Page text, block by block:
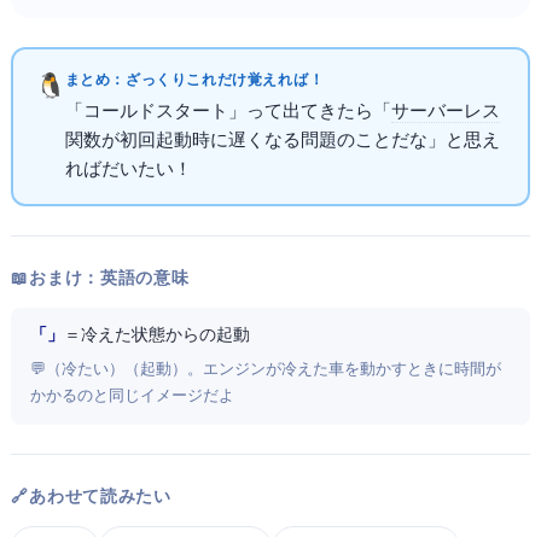
まとめ：ざっくりこれだけ覚えればOK！
「コールドスタート」って出てきたら「 サーバーレス
関数が初回起動時に遅くなる問題のことだな」と思え
ればだいたいOK！
📖 おまけ：英語の意味
「Cold Start」 ＝ 冷えた状態からの起動
💬 Cold（冷たい）+ Start（起動）。エンジンが冷えた車を動かすときに時間が
かかるのと同じイメージだよ
🔗 あわせて読みたい